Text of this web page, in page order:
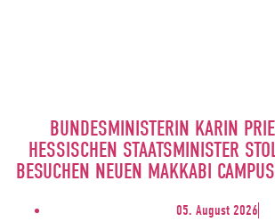
BUNDESMINISTERIN KARIN
HESSISCHEN STAATSMINISTER
BESUCHEN NEUEN MAKKABI
05. August 2026